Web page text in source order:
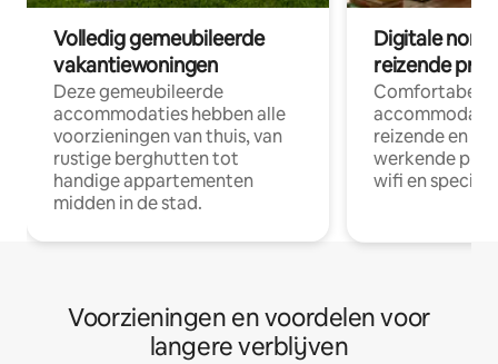
Volledig gemeubileerde
vakantiewoningen
Deze gemeubileerde
accommodaties hebben alle
voorzieningen van thuis, van
rustige berghutten tot
handige appartementen
midden in de stad.
Digitale
reizende
Comfortabele
reizende en
werkende
wifi en
Voorzieningen en voordelen voor
langere verblijven